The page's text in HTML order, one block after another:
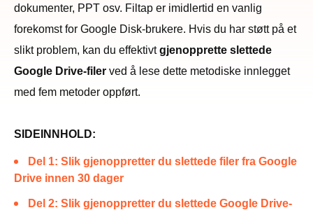
dokumenter, PPT osv. Filtap er imidlertid en vanlig
forekomst for Google Disk-brukere. Hvis du har støtt på et
slikt problem, kan du effektivtgjenopprette slettede
Google Drive-filer ved å lese dette metodiske innlegget
med fem metoder oppført.
SIDEINNHOLD:
Del 1: Slik gjenoppretter du slettede filer fra Google
Drive innen 30 dager
Del 2: Slik gjenoppretter du slettede Google Drive-